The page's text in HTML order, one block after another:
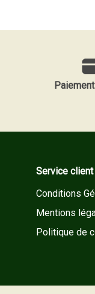
Service client
Conditions
Mentions
Politique de